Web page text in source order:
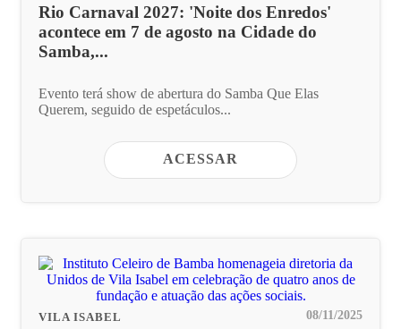
Rio Carnaval 2027: 'Noite dos Enredos'
acontece em 7 de agosto na Cidade do
Samba,...
Evento terá show de abertura do Samba Que Elas
Querem, seguido de espetáculos...
ACESSAR
VILA ISABEL 08/11/2025